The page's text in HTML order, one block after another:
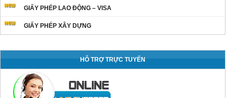
GIẤY PHÉP LAO ĐỘNG – VISA
GIẤY PHÉP XÂY DỰNG
HỖ TRỢ TRỰC TUYẾN